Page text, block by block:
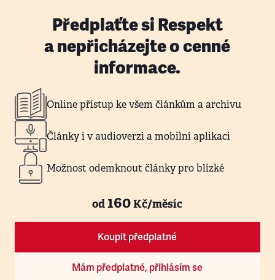
Předplaťte si Respekt
a nepřicházejte o cenné
informace.
Online přístup ke všem článkům a archivu
Články i v audioverzi a mobilní aplikaci
Možnost odemknout články pro blízké
od160Kč/měsíc
Koupit předplatné
Mám předplatné, přihlásím se